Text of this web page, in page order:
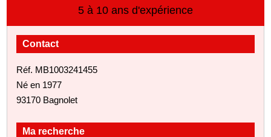
5 à 10 ans d'expérience
Contact
Réf. MB1003241455
Né en 1977
93170 Bagnolet
Ma recherche